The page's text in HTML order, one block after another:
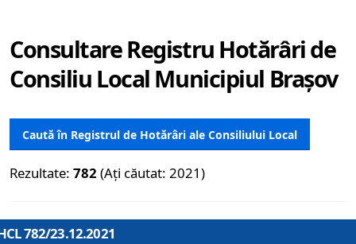
Consultare Registru Hotărâri de
Consiliu Local Municipiul Brașov
Caută în Registrul de Hotărâri ale Consiliului Local
Rezultate: 782 (Ați căutat: 2021)
782/23.12.2021